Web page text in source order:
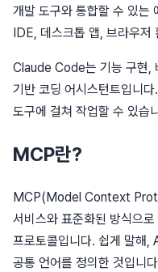
개발 도구와 통합할 수 있는
IDE, 데스크톱 앱, 브라우저
Claude Code는 기능 구현,
기반 코딩 어시스턴트입니
도구에 걸쳐 작업할 수 있습
MCP란?
MCP(Model Context
서비스와 표준화된 방식으
프로토콜입니다. 쉽게 말해,
공통 언어를 정의한 것입니